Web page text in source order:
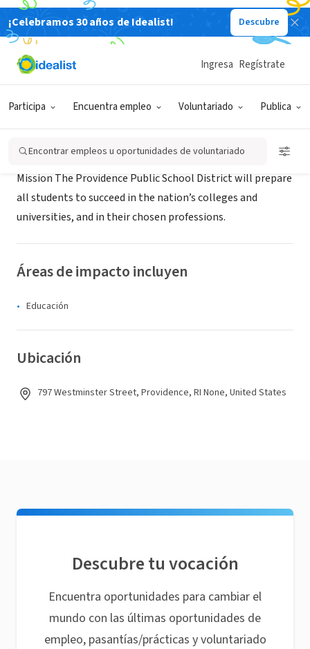
¡Celebramos 30 años de Idealist! Descubre
Participa Encuentra empleo Voluntariado Publica
Ingresa Regístrate
Encontrar empleos u oportunidades de voluntariado
GOBIERNO
Providence Schools
Mission The Providence Public School District will prepare
all students to succeed in the nation’s colleges and
universities, and in their chosen professions.
Áreas de impacto incluyen
Educación
Ubicación
797 Westminster Street, Providence, RI None, United States
Descubre tu vocación
Encuentra oportunidades para cambiar el
mundo con las últimas oportunidades de
empleo, pasantías/prácticas y voluntariado